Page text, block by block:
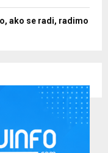
ako se radi, radimo